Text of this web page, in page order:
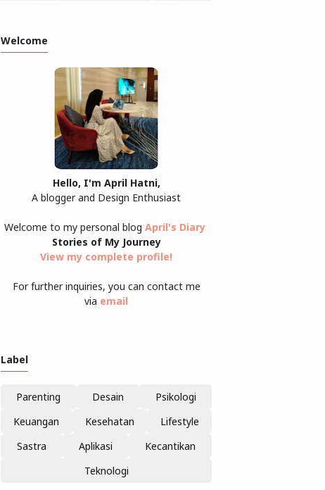
Welcome
Hello, I'm April Hatni,
A blogger and Design Enthusiast
Welcome to my personal blog April's Diary
Stories of My Journey
View my complete profile!
For further inquiries, you can contact me
via email
Label
Parenting Desain
Psikologi
Keuangan
Kesehatan
Lifestyle
Sastra
Aplikasi
Kecantikan
Teknologi